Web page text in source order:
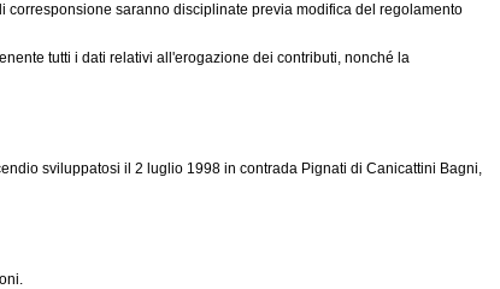
saranno disciplinate previa modifica del regolamento
tutti i dati relativi all'erogazione dei contributi, nonché la
sviluppatosi il 2 luglio 1998 in contrada Pignati di Canicattini Bagni,